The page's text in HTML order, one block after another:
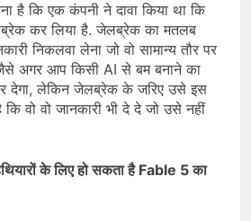
है कि एक कंपनी ने दावा किया था कि
कर लिया है. जेलब्रेक का मतलब
निकलवा लेना जो वो सामान्य तौर पर
अगर आप किसी AI से बम बनाने का
देगा, लेकिन जेलब्रेक के जरिए उसे इस
वो वो जानकारी भी दे दे जो उसे नहीं
के लिए हो सकता है Fable 5 का